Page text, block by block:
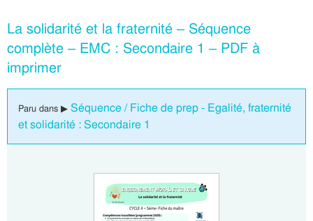
La solidarité et la fraternité – Séquence
complète – EMC : Secondaire 1 – PDF à
imprimer
Paru dans ▶ Séquence / Fiche de prep - Egalité, fraternité
et solidarité : Secondaire 1